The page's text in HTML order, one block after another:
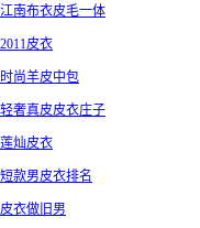
江南布衣皮毛一体
2011皮衣
时尚羊皮中包
轻奢真皮皮衣庄子
莲灿皮衣
短款男皮衣排名
皮衣做旧男